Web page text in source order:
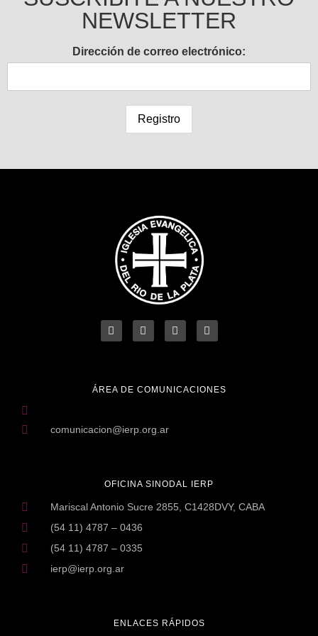
NEWSLETTER
Dirección de correo electrónico:
ENLACES RÁPIDOS
OFICINA SINODAL IERP
Mariscal Antonio Sucre 2855, C1428DVY, CABA
(54 11) 4787 – 0436
(54 11) 4787 – 0335
ierp@ierp.org.ar
ÁREA DE COMUNICACIONES
comunicacion@ierp.org.ar